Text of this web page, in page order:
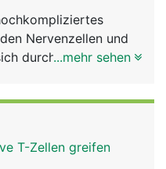
Nervenzellen und
durch den ganzen
steuert und
ist dabei die
...mehr sehen
T-Zellen greifen